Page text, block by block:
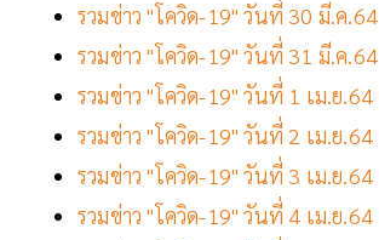
รวมข่าว "โควิด-19" วันที่ 30 มี.ค.64
รวมข่าว "โควิด-19" วันที่ 31 มี.ค.64
รวมข่าว "โควิด-19" วันที่ 1 เม.ย.64
รวมข่าว "โควิด-19" วันที่ 2 เม.ย.64
รวมข่าว "โควิด-19" วันที่ 3 เม.ย.64
รวมข่าว "โควิด-19" วันที่ 4 เม.ย.64